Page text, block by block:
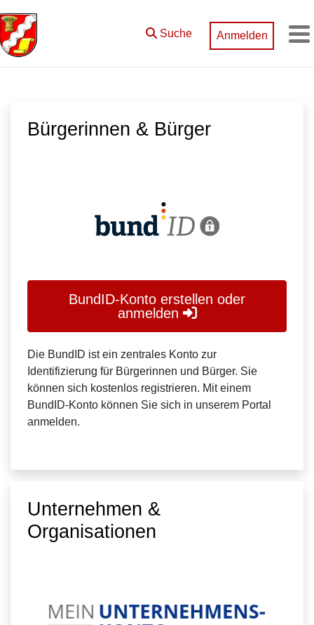
Zum Hauptinhalt springen
Suche Anmelden
Bürgerinnen & Bürger
BundID-Konto erstellen oder
anmelden
Die BundID ist ein zentrales Konto zur
Identifizierung für Bürgerinnen und Bürger. Sie
können sich kostenlos registrieren. Mit einem
BundID-Konto können Sie sich in unserem Portal
anmelden.
Unternehmen &
Organisationen